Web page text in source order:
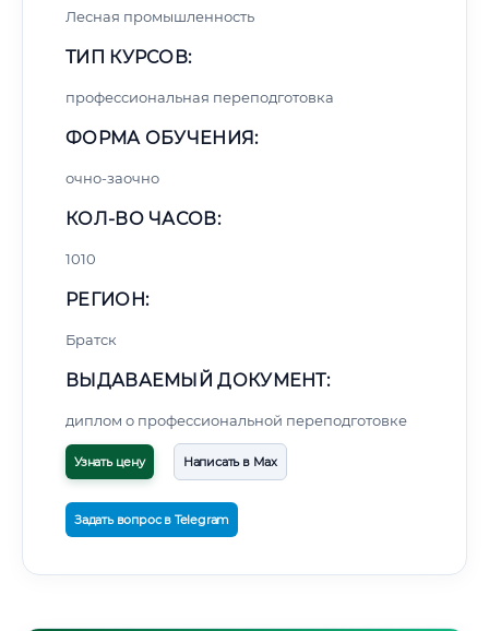
Лесная промышленность
ТИП КУРСОВ:
профессиональная переподготовка
ФОРМА ОБУЧЕНИЯ:
очно-заочно
КОЛ-ВО ЧАСОВ:
1010
РЕГИОН:
Братск
ВЫДАВАЕМЫЙ ДОКУМЕНТ:
диплом о профессиональной переподготовке
Узнать цену Написать в Max
Задать вопрос в Telegram